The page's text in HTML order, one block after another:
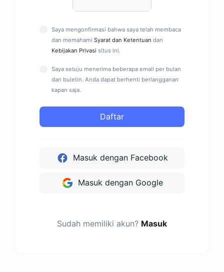
Saya mengonfirmasi bahwa saya telah membaca
dan memahami Syarat dan Ketentuan dan
Kebijakan Privasi situs ini.
Saya setuju menerima beberapa email per bulan
dari buletin. Anda dapat berhenti berlangganan
kapan saja.
Daftar
Masuk dengan Facebook
Masuk dengan Google
Sudah memiliki akun? Masuk